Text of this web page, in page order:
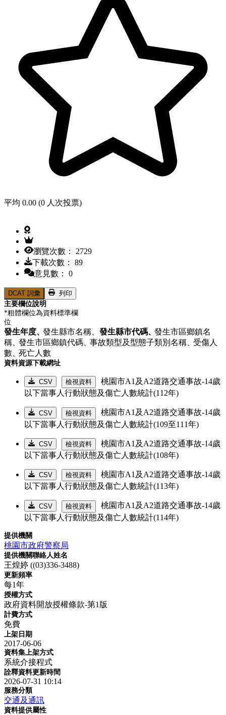
平均 0.00 (0 人次投票)
瀏覽次數： 2729
下載次數： 89
意見數： 0
DCAT 詞彙
列印
主要欄位說明
*粗體欄位為資料標準欄
位
發生年度、發生縣市名稱、 發生縣市代碼、發生市區鄉鎮名
稱、發生市區鄉鎮代碼、事故類型及型態子類別名稱、受傷人
數、死亡人數
資料資源下載網址
CSV 檢視資料
桃園市A1及A2道路交通事故-14歲
以下當事人行動狀態及傷亡人數統計(112年)
CSV 檢視資料
桃園市A1及A2道路交通事故-14歲
以下當事人行動狀態及傷亡人數統計(109至111年)
CSV 檢視資料
桃園市A1及A2道路交通事故-14歲
以下當事人行動狀態及傷亡人數統計(108年)
CSV 檢視資料
桃園市A1及A2道路交通事故-14歲
以下當事人行動狀態及傷亡人數統計(113年)
CSV 檢視資料
桃園市A1及A2道路交通事故-14歲
以下當事人行動狀態及傷亡人數統計(114年)
提供機關
桃園市政府警察局
提供機關聯絡人姓名
王煌婷 ((03)336-3488)
更新頻率
每1年
授權方式
政府資料開放授權條款-第1版
計費方式
免費
上架日期
2017-06-06
資料集上架方式
系統介接程式
詮釋資料更新時間
2026-07-31 10:14
服務分類
交通及通訊
資料提供屬性